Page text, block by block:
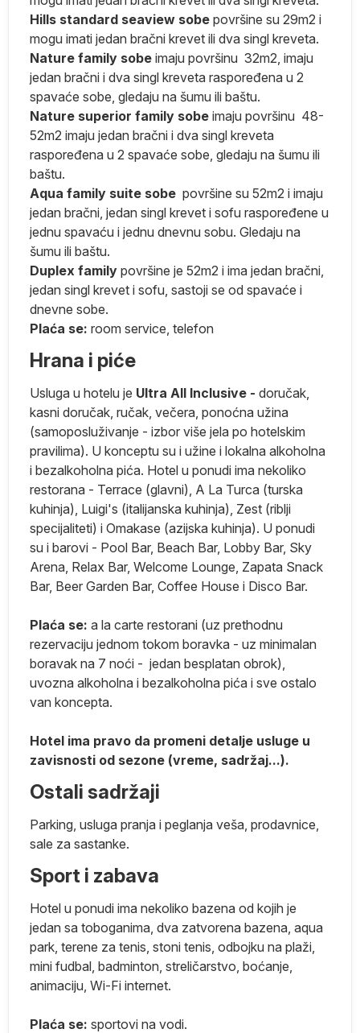
Hills standard seaview sobe površine su 29m2 i
mogu imati jedan bračni krevet ili dva singl kreveta.
Nature family sobe imaju površinu 32m2, imaju
jedan bračni i dva singl kreveta raspoređena u 2
spavaće sobe, gledaju na šumu ili baštu.
Nature superior family sobe imaju površinu 48-
52m2 imaju jedan bračni i dva singl kreveta
raspoređena u 2 spavaće sobe, gledaju na šumu ili
baštu.
Aqua family suite sobe površine su 52m2 i imaju
jedan bračni, jedan singl krevet i sofu raspoređene u
jednu spavaću i jednu dnevnu sobu. Gledaju na
šumu ili baštu.
Duplex family površine je 52m2 i ima jedan bračni,
jedan singl krevet i sofu, sastoji se od spavaće i
dnevne sobe.
Plaća se: room service, telefon
Hrana i piće
Usluga u hotelu je Ultra All Inclusive - doručak,
kasni doručak, ručak, večera, ponoćna užina
(samoposluživanje - izbor više jela po hotelskim
pravilima). U konceptu su i užine i lokalna alkoholna
i bezalkoholna pića. Hotel u ponudi ima nekoliko
restorana - Terrace (glavni), A La Turca (turska
kuhinja), Luigi's (italijanska kuhinja), Zest (riblji
specijaliteti) i Omakase (azijska kuhinja). U ponudi
su i barovi - Pool Bar, Beach Bar, Lobby Bar, Sky
Arena, Relax Bar, Welcome Lounge, Zapata Snack
Bar, Beer Garden Bar, Coffee House i Disco Bar.
Plaća se: a la carte restorani (uz prethodnu
rezervaciju jednom tokom boravka - uz minimalan
boravak na 7 noći - jedan besplatan obrok),
uvozna alkoholna i bezalkoholna pića i sve ostalo
van koncepta.
Hotel ima pravo da promeni detalje usluge u
zavisnosti od sezone (vreme, sadržaj...).
Ostali sadržaji
Parking, usluga pranja i peglanja veša, prodavnice,
sale za sastanke.
Sport i zabava
Hotel u ponudi ima nekoliko bazena od kojih je
jedan sa toboganima, dva zatvorena bazena, aqua
park, terene za tenis, stoni tenis, odbojku na plaži,
mini fudbal, badminton, streličarstvo, boćanje,
animaciju, Wi-Fi internet.
Plaća se: sportovi na vodi.